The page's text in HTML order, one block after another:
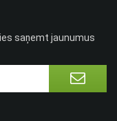
saņemt jaunumus